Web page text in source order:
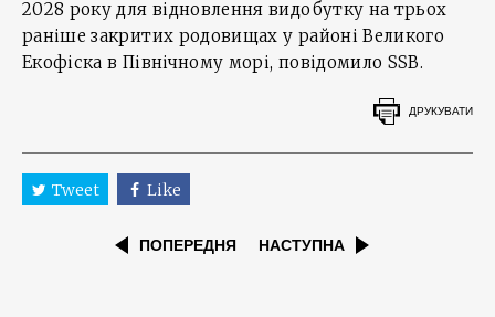
2028 року для відновлення видобутку на трьох
раніше закритих родовищах у районі Великого
Екофіска в Північному морі, повідомило SSB.
ДРУКУВАТИ
Tweet Like
ПОПЕРЕДНЯ НАСТУПНА